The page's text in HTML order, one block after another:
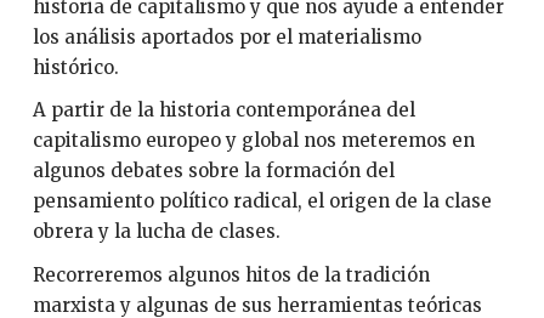
historia de capitalismo y que nos ayude a entender
los análisis aportados por el materialismo
histórico.
A partir de la historia contemporánea del
capitalismo europeo y global nos meteremos en
algunos debates sobre la formación del
pensamiento político radical, el origen de la clase
obrera y la lucha de clases.
Recorreremos algunos hitos de la tradición
marxista y algunas de sus herramientas teóricas